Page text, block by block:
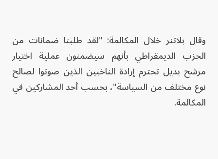
وقال بلاتنر خلال المكالمة: "لقد طلبنا ضمانات من
الحزب الديمقراطي بأنهم سيضمنون عملية اختيار
مرشح بديل تحترم إرادة الناخبين الذين صوتوا لصالح
نوع مختلف من السياسة"، بحسب أحد المشاركين في
المكالمة.